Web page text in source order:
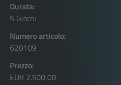
Durata:
5 Giorni
Numero articolo:
620109
Prezzo:
EUR 2.500,00